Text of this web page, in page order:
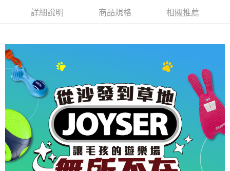
２．關於個人資料處理事宜，請瀏覽以下網址：
https://aftee.tw/terms/#terms3
３．未成年的使用者請事先徵得法定代理人或監護人之同意方可使用
「AFTEE先享後付」，若未經同意申辦者引起之損失，本公司不負相關責
４．使用「AFTEE先享後付」時，將依據個別帳號之用戶狀況，依本公司即
時審查核予不同之上限額度；若仍有額度不足之情形，本公司將視審查結果
請求用戶進行身份認證。
５．嚴禁一人註冊多個帳號或使用他人資訊註冊。若發現惡意使用之情形，
恩沛科技股份有限公司將有權停止該用戶之使用額度並採取法律行動。
一般宅配
大型貨運
每筆NT$300
宅配-離島
每筆NT$180
詳細說明 商品規格 相關推薦